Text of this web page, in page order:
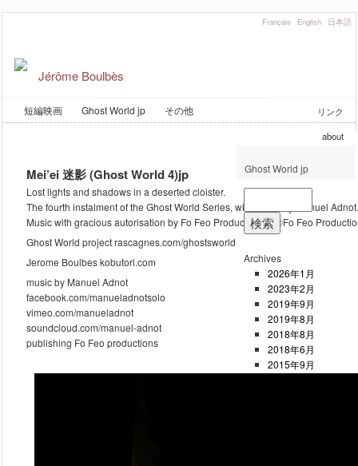
Français English 日本語
Jérôme Boulbès
リンク
about
短編映画 Ghost World jp その他
Mei’ei 迷影 (Ghost World 4)jp
Lost lights and shadows in a deserted cloister.
The fourth instalment of the Ghost World Series, with music by Manuel Adnot.
Music with gracious autorisation by Fo Feo Productions – ©Fo Feo
Ghost World project rascagnes.com/ghostsworld
Jerome Boulbes kobutori.com
music by Manuel Adnot
facebook.com/manueladnotsolo
vimeo.com/manueladnot
soundcloud.com/manuel-adnot
publishing Fo Feo productions
Ghost World jp
Archives
2026年1月
2023年2月
2019年9月
2019年8月
2018年8月
2018年6月
2015年9月